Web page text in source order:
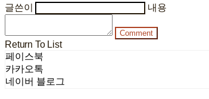
글쓴이
내용
Comment
Return To List
페이스북
카카오톡
네이버 블로그